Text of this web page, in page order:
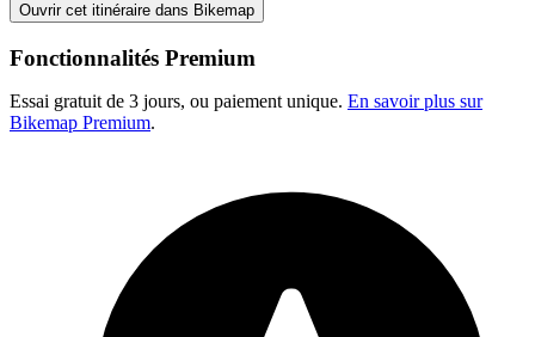
Ouvrir cet itinéraire dans Bikemap
Fonctionnalités Premium
Essai gratuit de 3 jours, ou paiement unique. En savoir plus sur
Bikemap Premium.